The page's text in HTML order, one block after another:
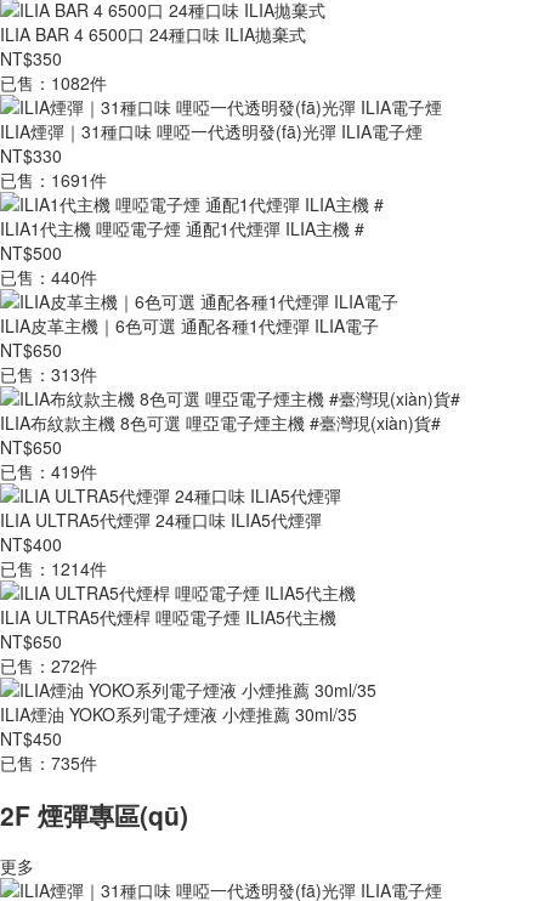
ILIA BAR 4 6500口 24種口味 ILIA拋棄式
NT$350
已售：1082件
ILIA煙彈｜31種口味 哩啞一代透明發(fā)光彈 ILIA電子煙
NT$330
已售：1691件
ILIA1代主機 哩啞電子煙 通配1代煙彈 ILIA主機 #
NT$500
已售：440件
ILIA皮革主機｜6色可選 通配各種1代煙彈 ILIA電子
NT$650
已售：313件
ILIA布紋款主機 8色可選 哩亞電子煙主機 #臺灣現(xiàn)貨#
NT$650
已售：419件
ILIA ULTRA5代煙彈 24種口味 ILIA5代煙彈
NT$400
已售：1214件
ILIA ULTRA5代煙桿 哩啞電子煙 ILIA5代主機
NT$650
已售：272件
ILIA煙油 YOKO系列電子煙液 小煙推薦 30ml/35
NT$450
已售：735件
2F 煙彈專區(qū)
更多